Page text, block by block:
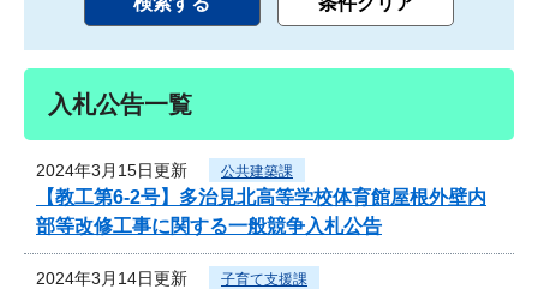
入札公告一覧
2024年3月15日更新 公共建築課
【教工第6-2号】多治見北高等学校体育館屋根外壁内
部等改修工事に関する一般競争入札公告
2024年3月14日更新 子育て支援課